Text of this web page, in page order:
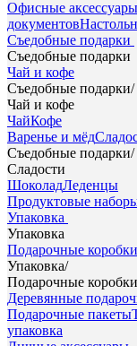
Офисные аксессуары
документов
Съедобные подарки
Съедобные подарки
Чай и кофе
Съедобные подарки/
Чай и кофе
ЧайКофе
Варенье и мёд
Съедобные подарки/
Сладости
ШоколадЛеденцы
Продуктовые
Упаковка
Упаковка
Подарочные коробки
Упаковка/
Подарочные коробки
Деревянные
Подарочные пакеты
упаковка